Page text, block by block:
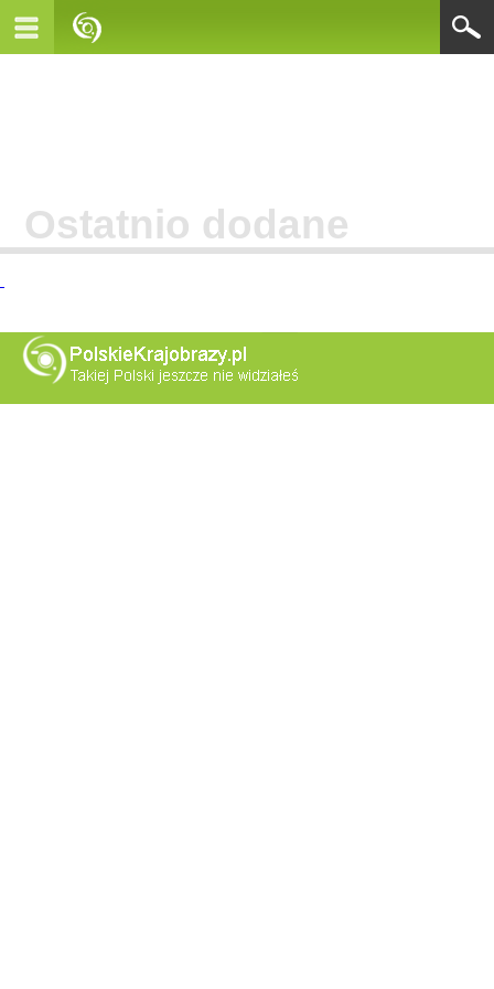
Ostatnio dodane